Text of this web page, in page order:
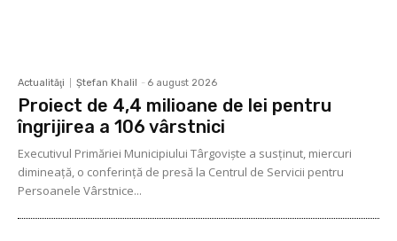
Actualităţi Ştefan Khalil - 6 august 2026
Proiect de 4,4 milioane de lei pentru
îngrijirea a 106 vârstnici
Executivul Primăriei Municipiului Târgoviște a susținut, miercuri
dimineață, o conferință de presă la Centrul de Servicii pentru
Persoanele Vârstnice...